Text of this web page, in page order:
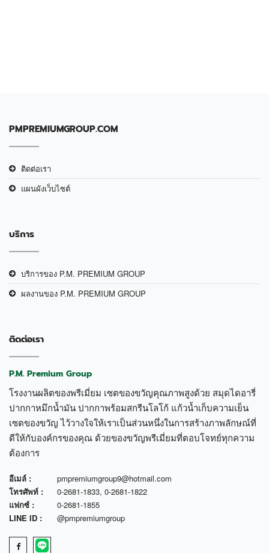
PMPREMIUMGROUP.COM
ติดต่อเรา
แผนผังเว็บไซต์
บริการ
บริการของ P.M. PREMIUM GROUP
ผลงานของ P.M. PREMIUM GROUP
ติดต่อเรา
P.M. Premium Group
โรงงานผลิตของพรีเมี่ยม เซตของขวัญคุณภาพสูงด้วย สมุดไดอารี่
ปากกาหมึกน้ำมัน ปากกาพร้อมสกรีนโลโก้ แก้วน้ำเก็บความเย็น
เซตของขวัญ ไว้วางใจให้เราเป็นส่วนหนึ่งในการสร้างภาพลักษณ์ที่
ดีให้กับองค์กรของคุณ ด้วยของขวัญพรีเมี่ยมที่ตอบโจทย์ทุกความ
ต้องการ
อีเมล์ :
pmpremiumgroup9@hotmail.com
โทรศัพท์ :
0-2681-1833, 0-2681-1822
แฟกซ์ :
0-2681-1855
LINE ID :
@pmpremiumgroup